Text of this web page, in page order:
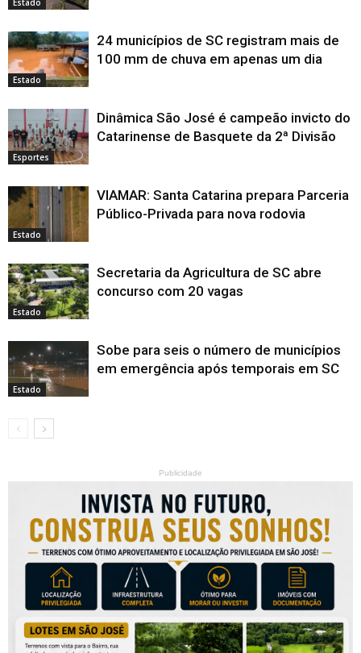
Estado
24 municípios de SC registram mais de
100 mm de chuva em apenas um dia
Esportes
Dinâmica São José é campeão invicto do
Catarinense de Basquete da 2ª Divisão
Estado
VIAMAR: Santa Catarina prepara Parceria
Público-Privada para nova rodovia
Estado
Secretaria da Agricultura de SC abre
concurso com 20 vagas
Estado
Sobe para seis o número de municípios
em emergência após temporais em SC
Publicidade